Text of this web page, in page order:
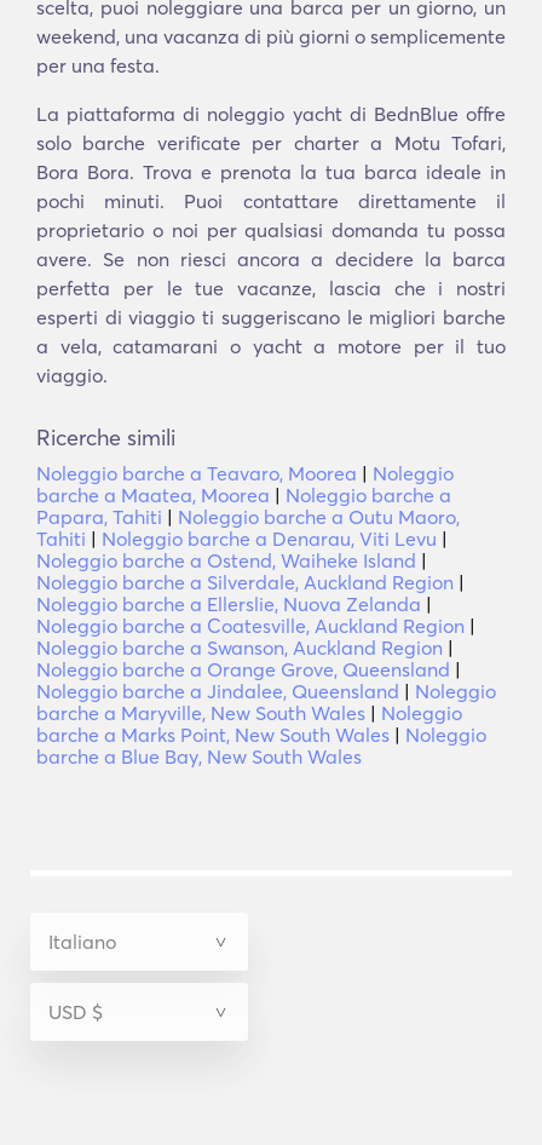
scelta, puoi noleggiare una barca per un giorno, un
weekend, una vacanza di più giorni o semplicemente
per una festa.
La piattaforma di noleggio yacht di BednBlue offre
solo barche verificate per charter a Motu Tofari,
Bora Bora. Trova e prenota la tua barca ideale in
pochi minuti. Puoi contattare direttamente il
proprietario o noi per qualsiasi domanda tu possa
avere. Se non riesci ancora a decidere la barca
perfetta per le tue vacanze, lascia che i nostri
esperti di viaggio ti suggeriscano le migliori barche
a vela, catamarani o yacht a motore per il tuo
viaggio.
Ricerche simili
Noleggio barche a Teavaro, Moorea | Noleggio
barche a Maatea, Moorea | Noleggio barche a
Papara, Tahiti | Noleggio barche a Outu Maoro,
Tahiti | Noleggio barche a Denarau, Viti Levu |
Noleggio barche a Ostend, Waiheke Island |
Noleggio barche a Silverdale, Auckland Region |
Noleggio barche a Ellerslie, Nuova Zelanda |
Noleggio barche a Coatesville, Auckland Region |
Noleggio barche a Swanson, Auckland Region |
Noleggio barche a Orange Grove, Queensland |
Noleggio barche a Jindalee, Queensland | Noleggio
barche a Maryville, New South Wales | Noleggio
barche a Marks Point, New South Wales | Noleggio
barche a Blue Bay, New South Wales